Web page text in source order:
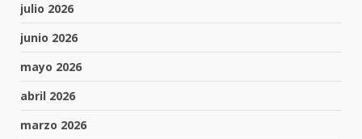
julio 2026
junio 2026
mayo 2026
abril 2026
marzo 2026